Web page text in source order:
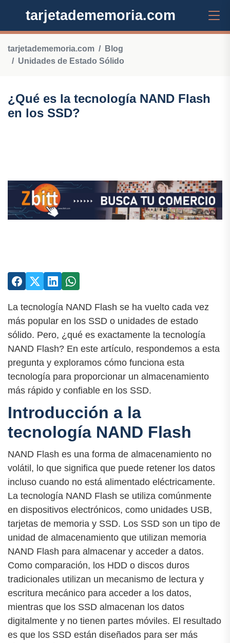
tarjetadememoria.com
tarjetadememoria.com
Blog
Unidades de Estado Sólido
¿Qué es la tecnología NAND Flash
en los SSD?
La tecnología NAND Flash se ha vuelto cada vez
más popular en los SSD o unidades de estado
sólido. Pero, ¿qué es exactamente la tecnología
NAND Flash? En este artículo, respondemos a esta
pregunta y exploramos cómo funciona esta
tecnología para proporcionar un almacenamiento
más rápido y confiable en los SSD.
Introducción a la
tecnología NAND Flash
NAND Flash es una forma de almacenamiento no
volátil, lo que significa que puede retener los datos
incluso cuando no está alimentado eléctricamente.
La tecnología NAND Flash se utiliza comúnmente
en dispositivos electrónicos, como unidades USB,
tarjetas de memoria y SSD. Los SSD son un tipo de
unidad de almacenamiento que utilizan memoria
NAND Flash para almacenar y acceder a datos.
Como comparación, los HDD o discos duros
tradicionales utilizan un mecanismo de lectura y
escritura mecánico para acceder a los datos,
mientras que los SSD almacenan los datos
digitalmente y no tienen partes móviles. El resultado
es que los SSD están diseñados para ser más